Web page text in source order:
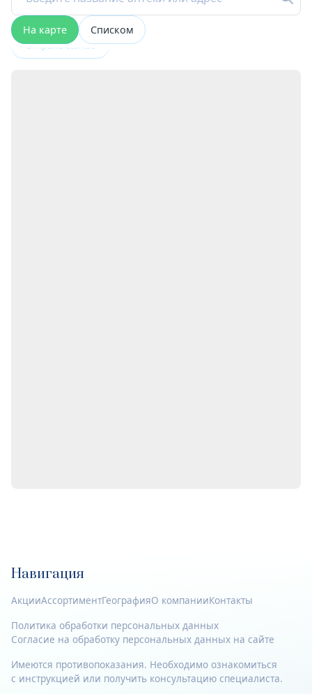
На карте Списком
Открыта сейчас
Навигация
АкцииАссортиментГеографияО компанииКонтакты
Политика обработки персональных данных
Согласие на обработку персональных данных на сайте
Имеются противопоказания. Необходимо ознакомиться
с инструкцией или получить консультацию специалиста.